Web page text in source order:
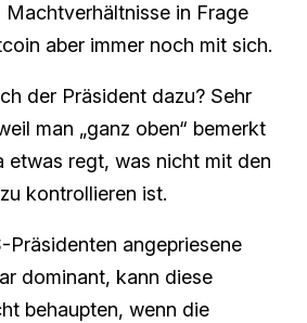
Machtverhältnisse in Frage
aber immer noch mit sich.
der Präsident dazu? Sehr
man „ganz oben“ bemerkt
etwas regt, was nicht mit den
kontrollieren ist.
Präsidenten angepriesene
dominant, kann diese
behaupten, wenn die